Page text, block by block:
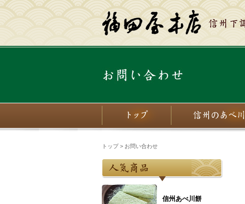
トップ> お問い合わせ
信州あべ川餅